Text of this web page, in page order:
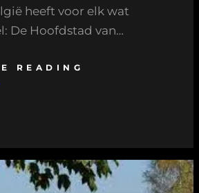
heeft voor elk wat
De Hoofdstad van…
READING